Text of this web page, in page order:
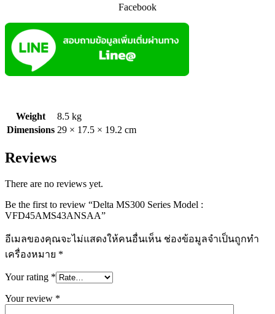
Facebook
Weight
8.5 kg
Dimensions 29 × 17.5 × 19.2 cm
Reviews
There are no reviews yet.
Be the first to review “Delta MS300 Series Model :
VFD45AMS43ANSAA”
อีเมลของคุณจะไม่แสดงให้คนอื่นเห็น ช่องข้อมูลจำเป็นถูกทำ
เครื่องหมาย *
Your rating *
Your review *